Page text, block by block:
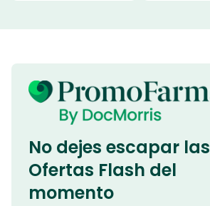
No dejes escapar las
Ofertas Flash del
momento